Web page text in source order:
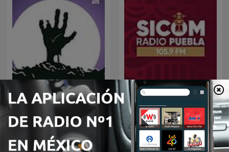
La Mano Peluda